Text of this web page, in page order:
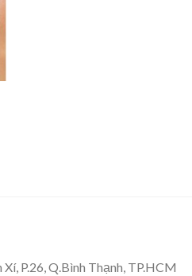
P.26, Q.Bình Thạnh, TP.HCM